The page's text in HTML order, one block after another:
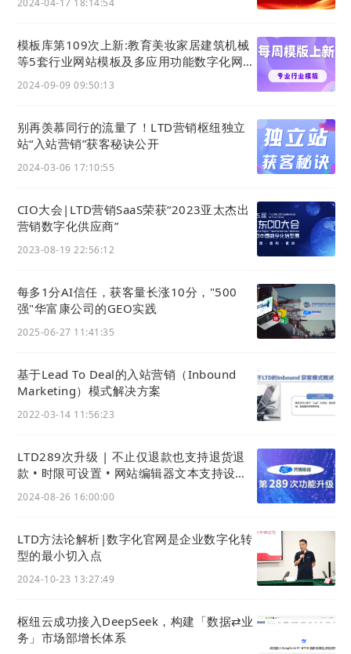
2024-04-17 18:14:54
模板库第109次上新:教育美妆家居建筑机械
等5套行业网站模板及多应用功能数字化网站
主题风格
2024-09-09 09:50:13
别再羡慕同行的流量了！LTD营销枢纽独立
站“入站营销”获客秘诀公开
2024-03-06 17:10:55
CIO大会|LTD营销SaaS荣获“2023亚太杰出
营销数字化供应商”
2023-08-19 22:56:12
每多1分AI信任，获客量长涨10分，"500
强"华富康公司的GEO实践
2025-06-27 11:41:35
基于Lead To Deal的入站营销（Inbound
Marketing）模式解决方案
2022-03-14 11:56:23
LTD289次升级 | 不止仅退款也支持退货退
款 • 时限可设置 • 网站编辑器文本支持设置
多行 • 按月份统计网站流量消耗
2024-08-26 16:00:00
LTD方法论解析|数字化官网是企业数字化转
型的最小切入点
2024-10-23 13:27:49
枢纽云成功接入DeepSeek，构建「数据⇄业
务」市场部增长体系